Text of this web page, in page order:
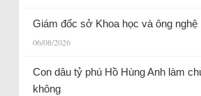
Giám đốc sở Khoa học và ông nghệ
06/08/2026
Con dâu tỷ phú Hồ Hùng Anh làm
không